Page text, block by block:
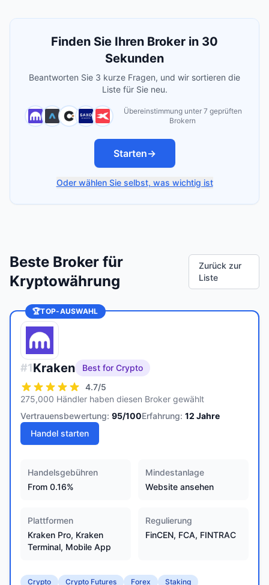
Finden Sie Ihren Broker in 30
Sekunden
Beantworten Sie 3 kurze Fragen, und wir sortieren die
Liste für Sie neu.
Übereinstimmung unter 7 geprüften
Brokern
Starten→
Oder wählen Sie selbst, was wichtig ist
Beste Broker für
Kryptowährung
Zurück zur
Liste
🏆TOP-AUSWAHL
#1Kraken
Best for Crypto
4.7/5
275,000 Händler haben diesen Broker gewählt
Vertrauensbewertung: 95/100Erfahrung: 12 Jahre
Handel starten
Handelsgebühren
From 0.16%
Mindestanlage
Website ansehen
Plattformen
Kraken Pro, Kraken
Terminal, Mobile App
Regulierung
FinCEN, FCA, FINTRAC
Crypto Crypto Futures Forex Staking